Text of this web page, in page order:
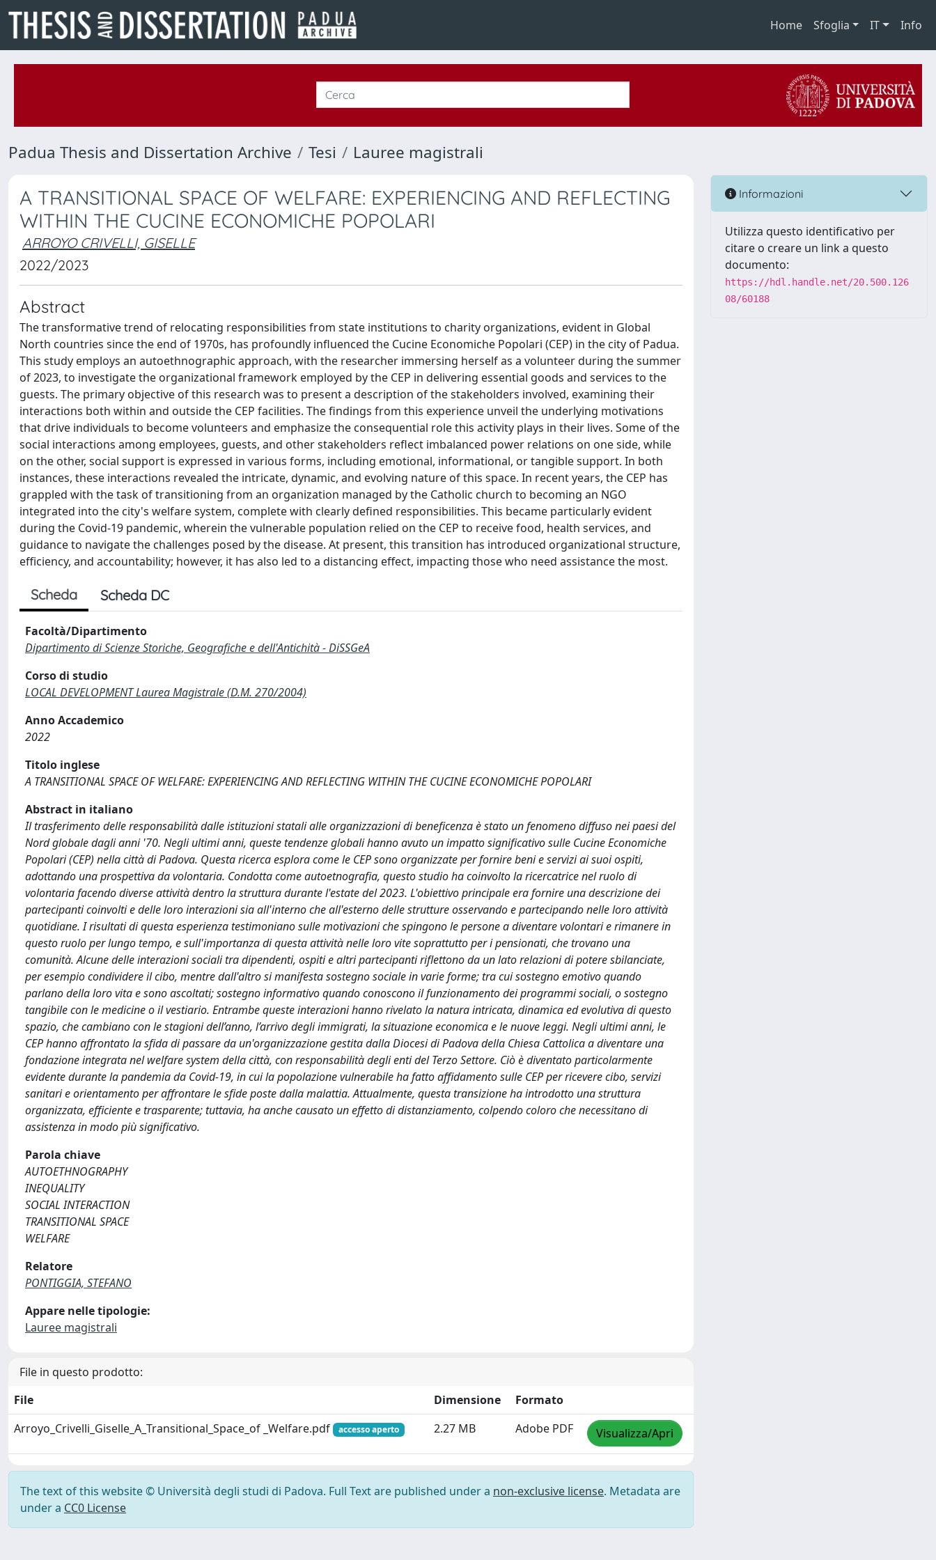
Home Sfoglia IT Info
Padua Thesis and Dissertation Archive Tesi Lauree magistrali
A TRANSITIONAL SPACE OF WELFARE: EXPERIENCING AND REFLECTING
WITHIN THE CUCINE ECONOMICHE POPOLARI
ARROYO CRIVELLI, GISELLE
2022/2023
Abstract
The transformative trend of relocating responsibilities from state institutions to charity organizations, evident in Global
North countries since the end of 1970s, has profoundly influenced the Cucine Economiche Popolari (CEP) in the city of Padua.
This study employs an autoethnographic approach, with the researcher immersing herself as a volunteer during the summer
of 2023, to investigate the organizational framework employed by the CEP in delivering essential goods and services to the
guests. The primary objective of this research was to present a description of the stakeholders involved, examining their
interactions both within and outside the CEP facilities. The findings from this experience unveil the underlying motivations
that drive individuals to become volunteers and emphasize the consequential role this activity plays in their lives. Some of the
social interactions among employees, guests, and other stakeholders reflect imbalanced power relations on one side, while
on the other, social support is expressed in various forms, including emotional, informational, or tangible support. In both
instances, these interactions revealed the intricate, dynamic, and evolving nature of this space. In recent years, the CEP has
grappled with the task of transitioning from an organization managed by the Catholic church to becoming an NGO
integrated into the city's welfare system, complete with clearly defined responsibilities. This became particularly evident
during the Covid-19 pandemic, wherein the vulnerable population relied on the CEP to receive food, health services, and
guidance to navigate the challenges posed by the disease. At present, this transition has introduced organizational structure,
efficiency, and accountability; however, it has also led to a distancing effect, impacting those who need assistance the most.
Scheda Scheda DC
Facoltà/Dipartimento
Dipartimento di Scienze Storiche, Geografiche e dell'Antichità - DiSSGeA
Corso di studio
LOCAL DEVELOPMENT Laurea Magistrale (D.M. 270/2004)
Anno Accademico
2022
Titolo inglese
A TRANSITIONAL SPACE OF WELFARE: EXPERIENCING AND REFLECTING WITHIN THE CUCINE ECONOMICHE POPOLARI
Abstract in italiano
Il trasferimento delle responsabilità dalle istituzioni statali alle organizzazioni di beneficenza è stato un fenomeno diffuso nei paesi del
Nord globale dagli anni '70. Negli ultimi anni, queste tendenze globali hanno avuto un impatto significativo sulle Cucine Economiche
Popolari (CEP) nella città di Padova. Questa ricerca esplora come le CEP sono organizzate per fornire beni e servizi ai suoi ospiti,
adottando una prospettiva da volontaria. Condotta come autoetnografia, questo studio ha coinvolto la ricercatrice nel ruolo di
volontaria facendo diverse attività dentro la struttura durante l'estate del 2023. L'obiettivo principale era fornire una descrizione dei
partecipanti coinvolti e delle loro interazioni sia all'interno che all'esterno delle strutture osservando e partecipando nelle loro attività
quotidiane. I risultati di questa esperienza testimoniano sulle motivazioni che spingono le persone a diventare volontari e rimanere in
questo ruolo per lungo tempo, e sull'importanza di questa attività nelle loro vite soprattutto per i pensionati, che trovano una
comunità. Alcune delle interazioni sociali tra dipendenti, ospiti e altri partecipanti riflettono da un lato relazioni di potere sbilanciate,
per esempio condividere il cibo, mentre dall'altro si manifesta sostegno sociale in varie forme; tra cui sostegno emotivo quando
parlano della loro vita e sono ascoltati; sostegno informativo quando conoscono il funzionamento dei programmi sociali, o sostegno
tangibile con le medicine o il vestiario. Entrambe queste interazioni hanno rivelato la natura intricata, dinamica ed evolutiva di questo
spazio, che cambiano con le stagioni dell’anno, l’arrivo degli immigrati, la situazione economica e le nuove leggi. Negli ultimi anni, le
CEP hanno affrontato la sfida di passare da un'organizzazione gestita dalla Diocesi di Padova della Chiesa Cattolica a diventare una
fondazione integrata nel welfare system della città, con responsabilità degli enti del Terzo Settore. Ciò è diventato particolarmente
evidente durante la pandemia da Covid-19, in cui la popolazione vulnerabile ha fatto affidamento sulle CEP per ricevere cibo, servizi
sanitari e orientamento per affrontare le sfide poste dalla malattia. Attualmente, questa transizione ha introdotto una struttura
organizzata, efficiente e trasparente; tuttavia, ha anche causato un effetto di distanziamento, colpendo coloro che necessitano di
assistenza in modo più significativo.
Parola chiave
AUTOETHNOGRAPHY
INEQUALITY
SOCIAL INTERACTION
TRANSITIONAL SPACE
WELFARE
Relatore
PONTIGGIA, STEFANO
Appare nelle tipologie:
Lauree magistrali
File in questo prodotto:
File
Dimensione
Formato
Arroyo_Crivelli_Giselle_A_Transitional_Space_of _Welfare.pdf
accesso aperto 2.27 MB Adobe PDF Visualizza/Apri
The text of this website © Università degli studi di Padova. Full Text are published under a non-exclusive license. Metadata are
under a CC0 License
Informazioni
Utilizza questo identificativo per
citare o creare un link a questo
documento:
https://hdl.handle.net/20.500.126
08/60188